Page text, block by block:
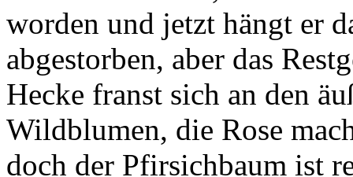
worden und jetzt hängt er
abgestorben, aber das
Hecke franst sich an den
Wildblumen, die Rose
doch der Pfirsichbaum ist